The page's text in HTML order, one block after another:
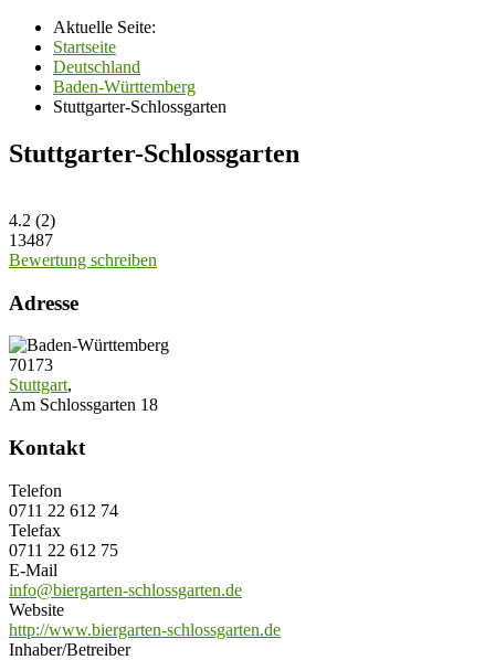
Aktuelle Seite:
Startseite
Deutschland
Baden-Württemberg
Stuttgarter-Schlossgarten
Stuttgarter-Schlossgarten
4.2 (2)
13487
Bewertung schreiben
Adresse
70173
Stuttgart,
Am Schlossgarten 18
Kontakt
Telefon
0711 22 612 74
Telefax
0711 22 612 75
E-Mail
info@biergarten-schlossgarten.de
Website
http://www.biergarten-schlossgarten.de
Inhaber/Betreiber